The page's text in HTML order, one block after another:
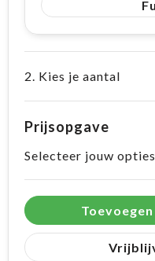
2. Kies je aantal
Prijsopgave
Selecteer jouw